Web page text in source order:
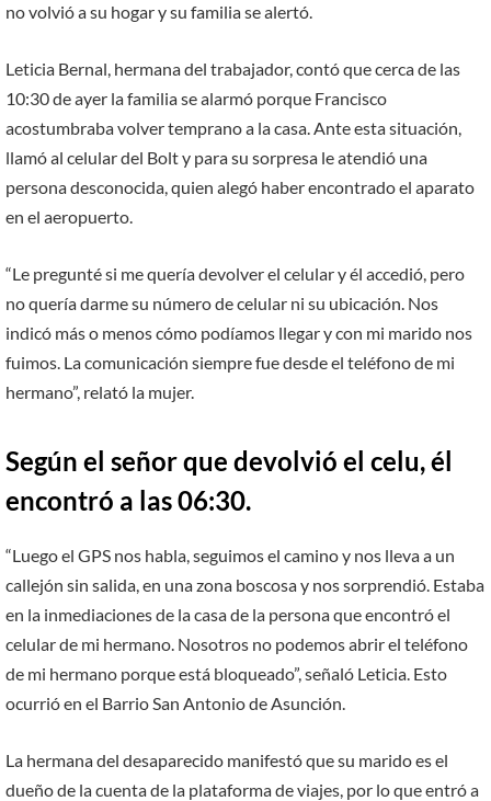
no volvió a su hogar y su familia se alertó.
Leticia Bernal, hermana del trabajador, contó que cerca de las
10:30 de ayer la familia se alarmó porque Francisco
acostumbraba volver temprano a la casa. Ante esta situación,
llamó al celular del Bolt y para su sorpresa le atendió una
persona desconocida, quien alegó haber encontrado el aparato
en el aeropuerto.
“Le pregunté si me quería devolver el celular y él accedió, pero
no quería darme su número de celular ni su ubicación. Nos
indicó más o menos cómo podíamos llegar y con mi marido nos
fuimos. La comunicación siempre fue desde el teléfono de mi
hermano”, relató la mujer.
Según el señor que devolvió el celu, él
encontró a las 06:30.
“Luego el GPS nos habla, seguimos el camino y nos lleva a un
callejón sin salida, en una zona boscosa y nos sorprendió. Estaba
en la inmediaciones de la casa de la persona que encontró el
celular de mi hermano. Nosotros no podemos abrir el teléfono
de mi hermano porque está bloqueado”, señaló Leticia. Esto
ocurrió en el Barrio San Antonio de Asunción.
La hermana del desaparecido manifestó que su marido es el
dueño de la cuenta de la plataforma de viajes, por lo que entró a